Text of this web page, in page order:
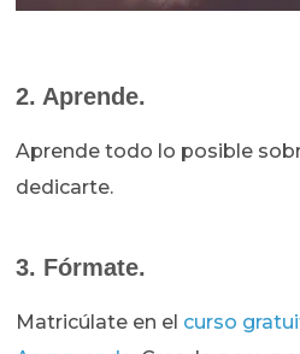
2. Aprende.
Aprende todo lo posible
dedicarte.
3. Fórmate.
Matricúlate en el curso